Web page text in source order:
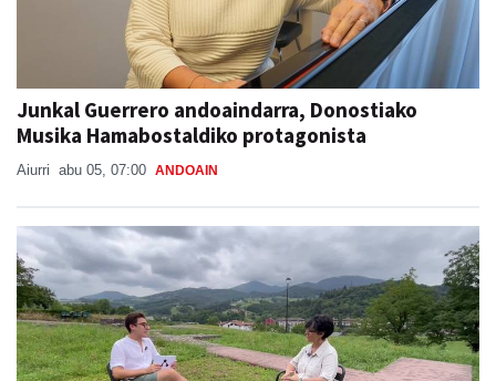
Junkal Guerrero andoaindarra, Donostiako
Musika Hamabostaldiko protagonista
Aiurri abu 05, 07:00 ANDOAIN